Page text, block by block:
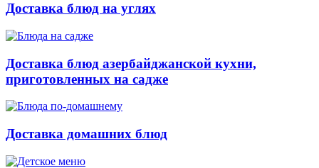
Доставка блюд на углях
Доставка блюд азербайджанской кухни,
приготовленных на садже
Доставка домашних блюд